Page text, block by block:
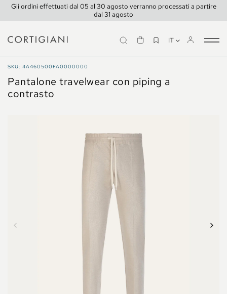
Gli ordini effettuati dal 05 al 30 agosto verranno processati a partire
dal 31 agosto
IT
SKU: 4A460500FA0000000
Pantalone travelwear con piping a
contrasto